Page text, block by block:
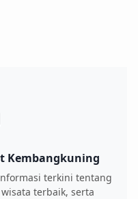
Kembangkuning
terkini tentang
terbaik, serta